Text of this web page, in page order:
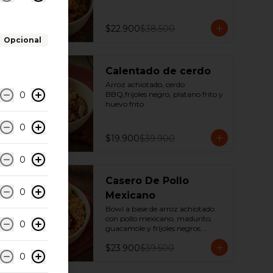
$22.900$38.500
Calentado de cerdo
Arroz achiotado, cerdo
BBQ,frijoles negro, platano frito y
huevo frito.
$19.900$39.900
-39%
Casero De Pollo
Mexicano
Bowl a base de arroz achiotado
con pollo mexicano, madurito,
guacamole y fríjoles negros.
*Producto Ligeramente Picante.
$23.900$39.500
Opcional
0
0
0
0
0
0